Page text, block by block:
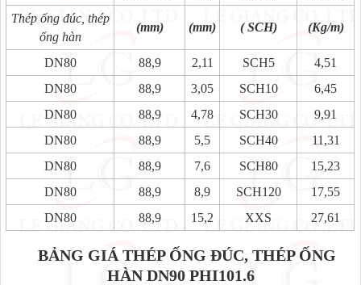
Thép ống đúc, thép
ống hàn
(mm) (mm) ( SCH) (Kg/m)
DN80 88,9 2,11 SCH5
4,51
DN80
88,9 3,05 SCH10
6,45
DN80
88,9 4,78 SCH30
9,91
DN80
88,9 5,5 SCH40
11,31
DN80
88,9 7,6 SCH80
15,23
DN80
88,9 8,9 SCH120
17,55
DN80
88,9 15,2 XXS 27,61
BẢNG GIÁ THÉP ỐNG ĐÚC, THÉP ỐNG
HÀNDN90 PHI101.6